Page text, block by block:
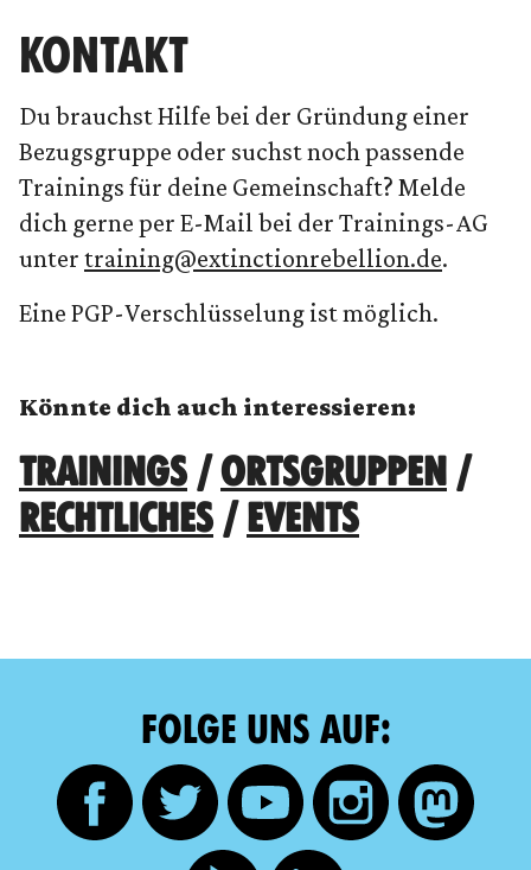
KONTAKT
Du brauchst Hilfe bei der Gründung einer
Bezugsgruppe oder suchst noch passende
Trainings für deine Gemeinschaft? Melde
dich gerne per E-Mail bei der Trainings-AG
unter training@extinctionrebellion.de.
Eine PGP-Verschlüsselung ist möglich.
Könnte dich auch interessieren:
TRAININGS / ORTSGRUPPEN /
RECHTLICHES / EVENTS
FOLGE UNS AUF: